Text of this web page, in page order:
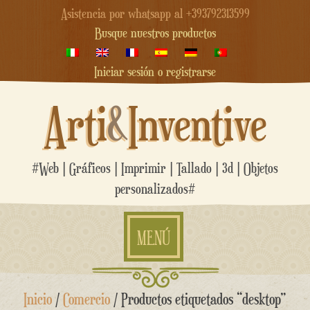
Asistencia por whatsapp al +393792313599
Busque nuestros productos
Iniciar sesión o registrarse
Arti&Inventive
#Web | Gráficos | Imprimir | Tallado | 3d | Objetos
personalizados#
MENÚ
saltar
Inicio/Comercio / Productos etiquetados “desktop”